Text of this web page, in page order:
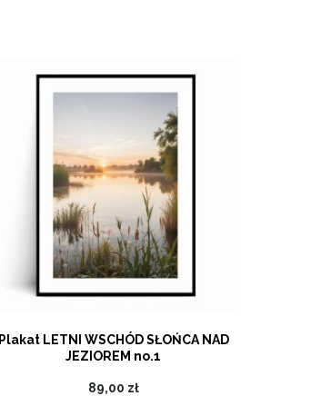
Plakat LETNI WSCHÓD SŁOŃCA NAD
JEZIOREM no.1
89,00 zł